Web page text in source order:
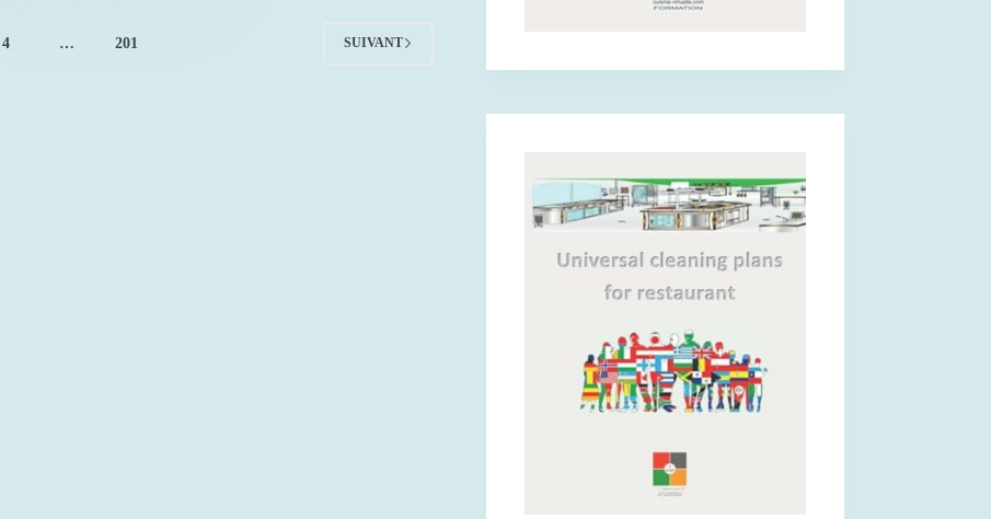
4 … 201 SUIVANT